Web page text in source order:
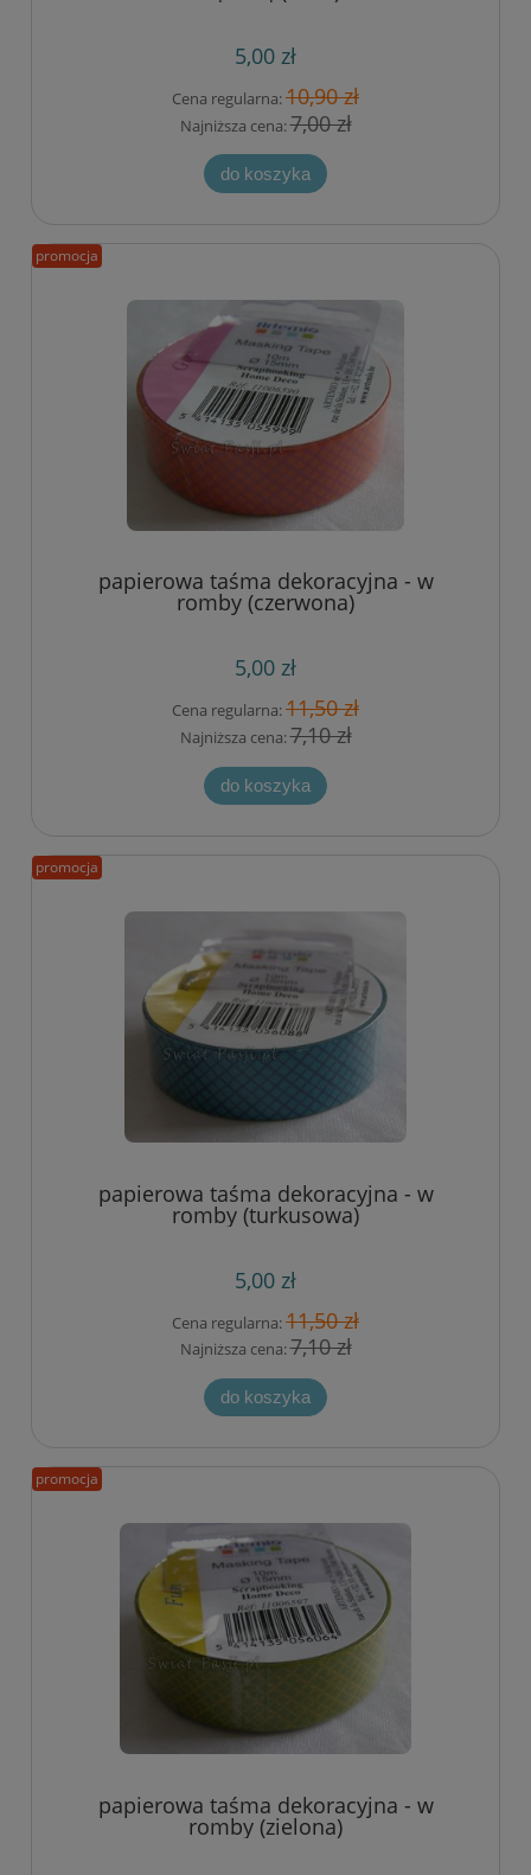
5,00 zł
Cena regularna:10,90 zł
Najniższa cena:7,00 zł
do koszyka
papierowa taśma dekoracyjna - w
romby (czerwona)
5,00 zł
Cena regularna:11,50 zł
Najniższa cena:7,10 zł
do koszyka
promocja
papierowa taśma dekoracyjna - w
romby (turkusowa)
5,00 zł
Cena regularna:11,50 zł
Najniższa cena:7,10 zł
do koszyka
promocja
papierowa taśma dekoracyjna - w
romby (zielona)
promocja